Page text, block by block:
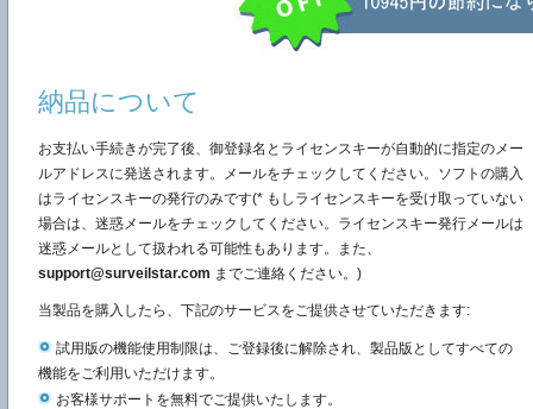
納品について
お支払い手続きが完了後、御登録名とライセンスキーが自動的に指定のメー
ルアドレスに発送されます。メールをチェックしてください。ソフトの購入
はライセンスキーの発行のみです(* もしライセンスキーを受け取っていない
場合は、迷惑メールをチェックしてください。ライセンスキー発行メールは
迷惑メールとして扱われる可能性もあります。また、
support@surveilstar.com までご連絡ください。)
当製品を購入したら、下記のサービスをご提供させていただきます:
試用版の機能使用制限は、ご登録後に解除され、製品版としてすべての
機能をご利用いただけます。
お客様サポートを無料でご提供いたします。